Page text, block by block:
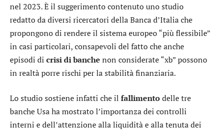
nel 2023. È il suggerimento contenuto uno studio
redatto da diversi ricercatori della Banca d’Italia che
propongono di rendere il sistema europeo “più flessibile”
in casi particolari, consapevoli del fatto che anche
episodi di crisi di banche non considerate “xb” possono
in realtà porre rischi per la stabilità finanziaria.
Lo studio sostiene infatti che il fallimento delle tre
banche Usa ha mostrato l’importanza dei controlli
interni e dell’attenzione alla liquidità e alla tenuta dei